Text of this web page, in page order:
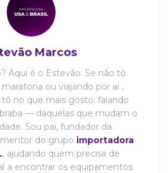
Marcos
Aqui é o Estevão. Se não tô
ou viajando por aí ,
no que mais gosto: falando
— daquelas que mudam o
Sou pai, fundador da
do grupo importadora
, ajudando quem precisa de
a encontrar os equipamentos